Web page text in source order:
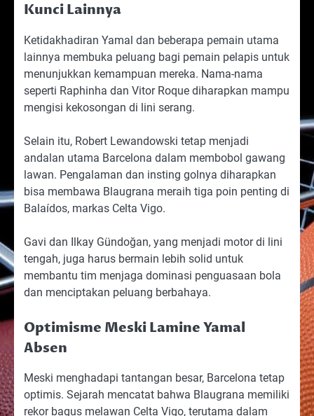
Kunci Lainnya
Ketidakhadiran Yamal dan beberapa pemain utama
lainnya membuka peluang bagi pemain pelapis untuk
menunjukkan kemampuan mereka. Nama-nama
seperti Raphinha dan Vitor Roque diharapkan mampu
mengisi kekosongan di lini serang.
Selain itu, Robert Lewandowski tetap menjadi
andalan utama Barcelona dalam membobol gawang
lawan. Pengalaman dan insting golnya diharapkan
bisa membawa Blaugrana meraih tiga poin penting di
Balaídos, markas Celta Vigo.
Gavi dan Ilkay Gündoğan, yang menjadi motor di lini
tengah, juga harus bermain lebih solid untuk
membantu tim menjaga dominasi penguasaan bola
dan menciptakan peluang berbahaya.
Optimisme Meski Lamine Yamal
Absen
Meski menghadapi tantangan besar, Barcelona tetap
optimis. Sejarah mencatat bahwa Blaugrana memiliki
rekor bagus melawan Celta Vigo, terutama dalam